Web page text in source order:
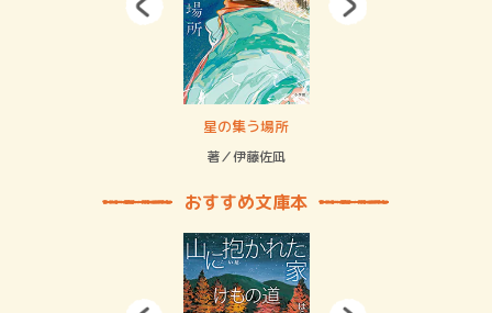
星の集う場所
著／伊藤佐凪
おすすめ文庫本